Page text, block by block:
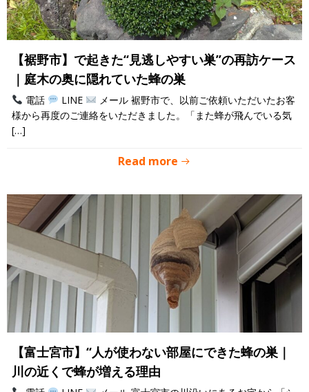
【裾野市】で起きた“見逃しやすい巣”の再訪ケース
｜庭木の奥に隠れていた蜂の巣
電話 LINE
メール 裾野市で、以前ご依頼いただいたお客
様から再度のご連絡をいただきました。「また蜂が飛んでいる気
[…]
Read more
【富士宮市】“人が使わない部屋にできた蜂の巣｜
川の近くで蜂が増える理由